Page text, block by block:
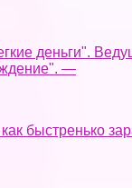
деньги".
—
быстренько